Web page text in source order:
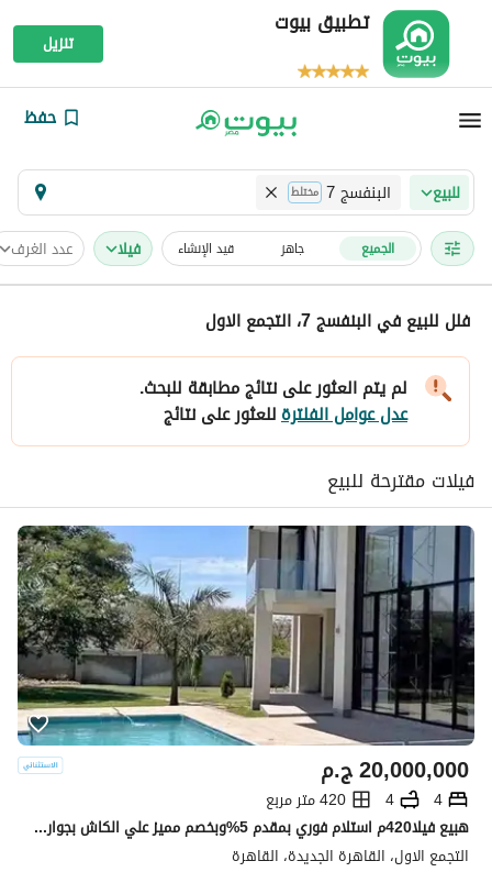
تطبيق بيوت
تنزيل
حفظ
للبيع البنفسج 7 مختلط
الجميع جاهز قيد الإنشاء فیلا عدد الغرف
فلل للبيع في البنفسج 7، التجمع الاول
لم يتم العثور على نتائج مطابقة للبحث.
عدل عوامل الفلترةللعثور على نتائج
فيلات مقترحة للبيع
ج.م20,000,000
4
4
420 متر مربع
هبيع فيلا420م استلام فوري بمقدم 5%وبخصم مميز علي الكاش بجوار فندق توليب باق
التجمع الاول، القاهرة الجديدة، القاهرة